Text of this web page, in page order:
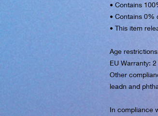
• Contains
• Contains 0%
• This item
Age
EU Warranty:
Other
leadn and
In compliance